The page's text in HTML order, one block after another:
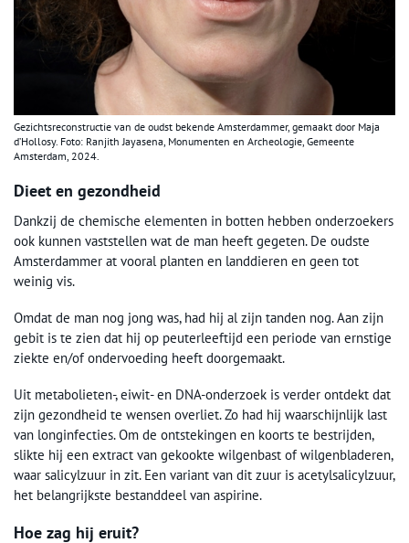
Gezichtsreconstructie van de oudst bekende Amsterdammer, gemaakt door Maja
d’Hollosy. Foto: Ranjith Jayasena, Monumenten en Archeologie, Gemeente
Amsterdam, 2024.
Dieet en gezondheid
Dankzij de chemische elementen in botten hebben onderzoekers
ook kunnen vaststellen wat de man heeft gegeten. De oudste
Amsterdammer at vooral planten en landdieren en geen tot
weinig vis.
Omdat de man nog jong was, had hij al zijn tanden nog. Aan zijn
gebit is te zien dat hij op peuterleeftijd een periode van ernstige
ziekte en/of ondervoeding heeft doorgemaakt.
Uit metabolieten-, eiwit- en DNA-onderzoek is verder ontdekt dat
zijn gezondheid te wensen overliet. Zo had hij waarschijnlijk last
van longinfecties. Om de ontstekingen en koorts te bestrijden,
slikte hij een extract van gekookte wilgenbast of wilgenbladeren,
waar salicylzuur in zit. Een variant van dit zuur is acetylsalicylzuur,
het belangrijkste bestanddeel van aspirine.
Hoe zag hij eruit?